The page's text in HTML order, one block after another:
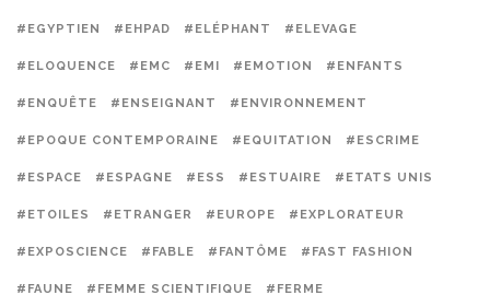
#EGYPTIEN #EHPAD #ELÉPHANT #ELEVAGE
#ELOQUENCE #EMC #EMI #EMOTION #ENFANTS
#ENQUÊTE #ENSEIGNANT #ENVIRONNEMENT
#EPOQUE CONTEMPORAINE #EQUITATION #ESCRIME
#ESPACE #ESPAGNE #ESS #ESTUAIRE #ETATS UNIS
#ETOILES #ETRANGER #EUROPE #EXPLORATEUR
#EXPOSCIENCE #FABLE #FANTÔME #FAST FASHION
#FAUNE #FEMME SCIENTIFIQUE #FERME